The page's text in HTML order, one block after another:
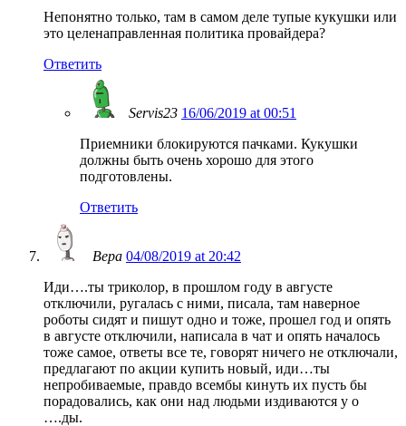
Непонятно только, там в самом деле тупые кукушки или
это целенаправленная политика провайдера?
Ответить
Servis23 16/06/2019 at 00:51
Приемники блокируются пачками. Кукушки
должны быть очень хорошо для этого
подготовлены.
Ответить
Вера 04/08/2019 at 20:42
Иди….ты триколор, в прошлом году в августе
отключили, ругалась с ними, писала, там наверное
роботы сидят и пишут одно и тоже, прошел год и опять
в августе отключили, написала в чат и опять началось
тоже самое, ответы все те, говорят ничего не отключали,
предлагают по акции купить новый, иди…ты
непробиваемые, правдо всембы кинуть их пусть бы
порадовались, как они над людьми издиваются у о
….ды.